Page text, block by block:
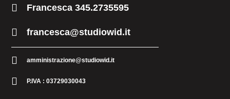
Francesca 345.2735595
francesca@studiowid.it
amministrazione@studiowid.it
P.IVA : 03729030043